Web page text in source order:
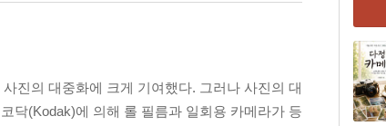
진의 대중화에 크게 기여했다. 그러나 사진의 대
닥(Kodak)에 의해 롤 필름과 일회용 카메라가 등